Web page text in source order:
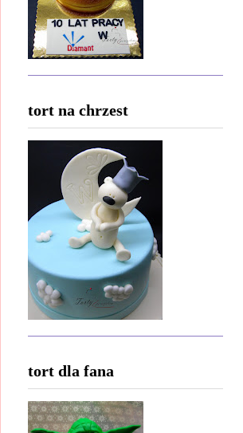
tort na chrzest
tort dla fana